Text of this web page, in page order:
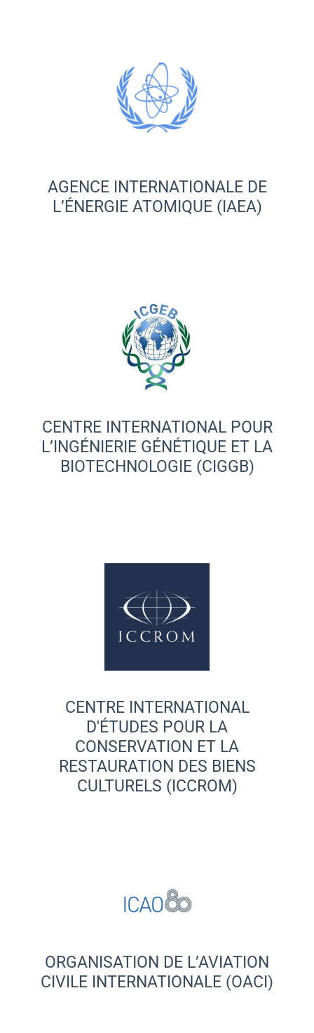
AGENCE INTERNATIONALE DE
L’ÉNERGIE ATOMIQUE (IAEA)
CENTRE INTERNATIONAL POUR
L’INGÉNIERIE GÉNÉTIQUE ET LA
BIOTECHNOLOGIE (CIGGB)
CENTRE INTERNATIONAL
D'ÉTUDES POUR LA
CONSERVATION ET LA
RESTAURATION DES BIENS
CULTURELS (ICCROM)
ORGANISATION DE L’AVIATION
CIVILE INTERNATIONALE (OACI)